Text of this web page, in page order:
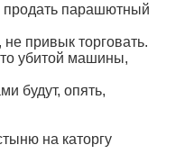
продать парашютный
привык торговать.
убитой машины,
будут, опять,
на каторгу